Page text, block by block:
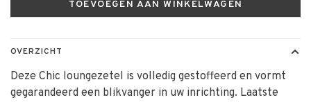
TOEVOEGEN AAN WINKELWAGEN
OVERZICHT
Deze Chic loungezetel is volledig gestoffeerd en vormt
gegarandeerd een blikvanger in uw inrichting. Laatste